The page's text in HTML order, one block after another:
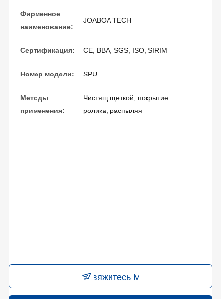
Фирменное
наименование:
JOABOA TECH
Сертификация: CE, BBA, SGS, ISO, SIRIM
Номер модели: SPU
Методы
применения:
Чистящ щеткой, покрытие
ролика, распыляя
Свяжитесь Мы